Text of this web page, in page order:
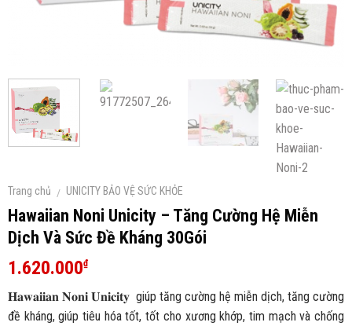
Trang chủ / UNICITY BẢO VỆ SỨC KHỎE
Hawaiian Noni Unicity – Tăng Cường Hệ Miễn
Dịch Và Sức Đề Kháng 30Gói
1.620.000₫
𝐇𝐚𝐰𝐚𝐢𝐢𝐚𝐧 𝐍𝐨𝐧𝐢 𝐔𝐧𝐢𝐜𝐢𝐭𝐲 giúp tăng cường hệ miễn dịch, tăng cường
đề kháng, giúp tiêu hóa tốt, tốt cho xương khớp, tim mạch và chống